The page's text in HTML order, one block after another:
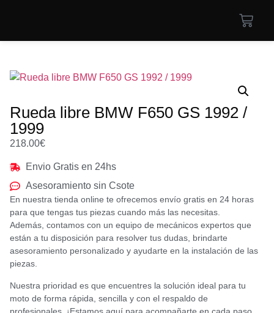
Rueda libre BMW F650 GS 1992 /
1999
218.00€
Envio Gratis en 24hs
Asesoramiento sin Csote
En nuestra tienda online te ofrecemos envío gratis en 24 horas
para que tengas tus piezas cuando más las necesitas.
Además, contamos con un equipo de mecánicos expertos que
están a tu disposición para resolver tus dudas, brindarte
asesoramiento personalizado y ayudarte en la instalación de las
piezas.
Nuestra prioridad es que encuentres la solución ideal para tu
moto de forma rápida, sencilla y con el respaldo de
profesionales. ¡Estamos aquí para acompañarte en cada paso